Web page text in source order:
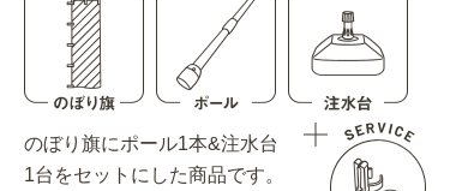
のぼり旗にポール1本&注水台
1台をセットにした商品です。